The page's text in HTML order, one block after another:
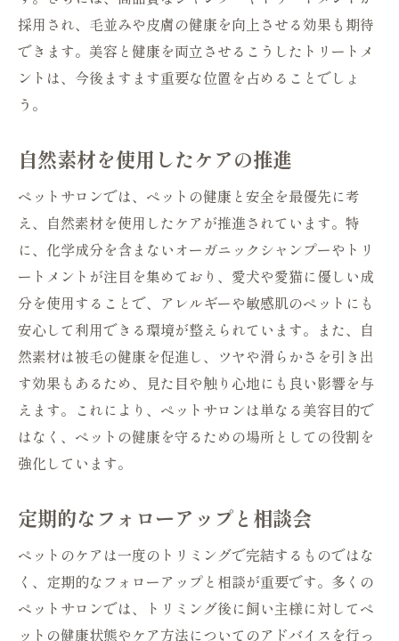
採用され、毛並みや皮膚の健康を向上させる効果も期待
できます。美容と健康を両立させるこうしたトリートメ
ントは、今後ますます重要な位置を占めることでしょ
う。
自然素材を使用したケアの推進
ペットサロンでは、ペットの健康と安全を最優先に考
え、自然素材を使用したケアが推進されています。特
に、化学成分を含まないオーガニックシャンプーやトリ
ートメントが注目を集めており、愛犬や愛猫に優しい成
分を使用することで、アレルギーや敏感肌のペットにも
安心して利用できる環境が整えられています。また、自
然素材は被毛の健康を促進し、ツヤや滑らかさを引き出
す効果もあるため、見た目や触り心地にも良い影響を与
えます。これにより、ペットサロンは単なる美容目的で
はなく、ペットの健康を守るための場所としての役割を
強化しています。
定期的なフォローアップと相談会
ペットのケアは一度のトリミングで完結するものではな
く、定期的なフォローアップと相談が重要です。多くの
ペットサロンでは、トリミング後に飼い主様に対してペ
ットの健康状態やケア方法についてのアドバイスを行っ